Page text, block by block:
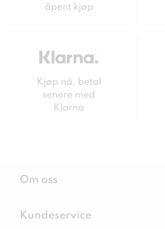
åpent kjøp
Kjøp nå, betal
senere med
Klarna
Om oss
Kundeservice